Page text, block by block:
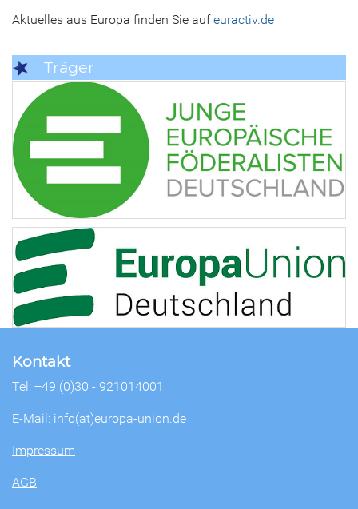
Aktuelles aus Europa finden Sie aufeuractiv.de
Träger
Kontakt
Tel: +49 (0)30 - 921014001
E-Mail: info(at)europa-union.de
Impressum
AGB